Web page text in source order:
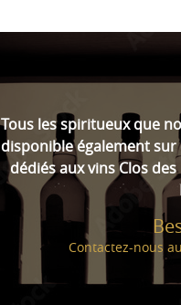
Tous les spiritueux que
disponible également
dédiés aux vins Clos
Contactez-nous au